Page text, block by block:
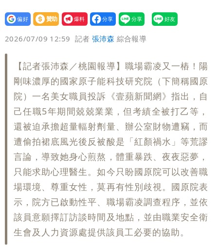
設為
贊助
我要
爆料
2026/07/09 12:59 記者張沛森 綜合報導
【記者張沛森／桃園報導】職場霸凌又一樁！陽
剛味濃厚的國家原子能科技研究院（下簡稱國原
院）一名美女職員投訴《壹蘋新聞網》指出，自
己任職5年期間兢兢業業，但考績全被打乙等，
還被迫承擔超量輻射劑量、辦公室財物遭竊，而
遭偷拍裙底風光後反被酸是「紅顏禍水」等荒謬
言論，導致她身心煎熬，體重暴跌、夜夜惡夢，
只能求助心理醫生。如今只盼國原院可以改善職
場環境、尊重女性，莫再有性別歧視。國原院表
示，院方已啟動性平、職場霸凌調查程序，並依
該員意願擇訂訪談時間及地點，並由職業安全衛
生會及人力資源處提供該員工必要的協助。